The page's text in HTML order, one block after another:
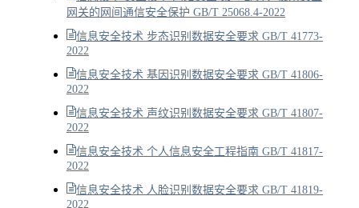
网关的网间通信安全保护 GB/T 25068.4-2022
信息安全技术 步态识别数据安全要求 GB/T 41773-
2022
信息安全技术 基因识别数据安全要求 GB/T 41806-
2022
信息安全技术 声纹识别数据安全要求 GB/T 41807-
2022
信息安全技术 个人信息安全工程指南 GB/T 41817-
2022
信息安全技术 人脸识别数据安全要求 GB/T 41819-
2022